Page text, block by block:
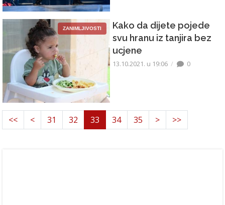
ZANIMLJIVOSTI
Kako da dijete pojede
svu hranu iz tanjira bez
ucjene
13.10.2021. u 19:06 0
<< < 31 32 33 34 35 > >>